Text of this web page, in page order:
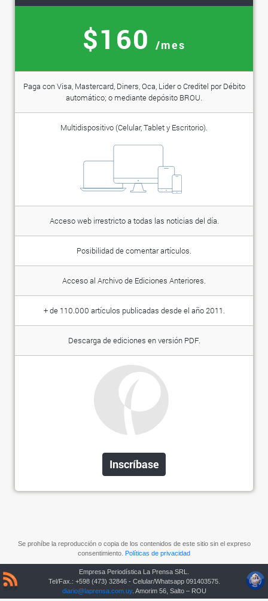
$160 /mes
Paga con Visa, Mastercard, Diners, Oca, Lider o Creditel por Débito
automático; o mediante depósito BROU.
Multidispositivo (Celular, Tablet y Escritorio).
Acceso web irrestricto a todas las noticias del día.
Posibilidad de comentar artículos.
Acceso al Archivo de Ediciones Anteriores.
+ de 110.000 artículos publicadas desde el año 2011.
Descarga de ediciones en versión PDF.
Inscríbase
Se prohíbe la reproducción o copia de los contenidos de este sitio sin el expreso
consentimiento. Políticas de privacidad
Empresa Periodística La Prensa SRL.
Tel/Fax.: +598 (473) 32846 - Celular/Whatsapp 091403575.
diario@laprensa.com.uy. Amorim 56, Salto – ROU